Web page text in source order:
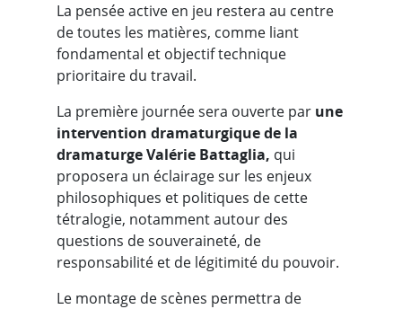
La pensée active en jeu restera au centre
de toutes les matières, comme liant
fondamental et objectif technique
prioritaire du travail.
La première journée sera ouverte par une
intervention dramaturgique de la
dramaturge Valérie Battaglia, qui
proposera un éclairage sur les enjeux
philosophiques et politiques de cette
tétralogie, notamment autour des
questions de souveraineté, de
responsabilité et de légitimité du pouvoir.
Le montage de scènes permettra de